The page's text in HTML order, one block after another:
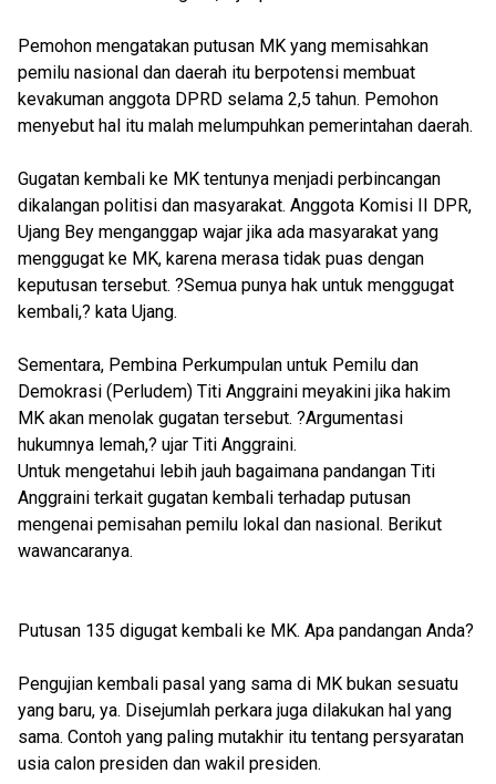
Pemohon mengatakan putusan MK yang memisahkan
pemilu nasional dan daerah itu berpotensi membuat
kevakuman anggota DPRD selama 2,5 tahun. Pemohon
menyebut hal itu malah melumpuhkan pemerintahan daerah.
Gugatan kembali ke MK tentunya menjadi perbincangan
dikalangan politisi dan masyarakat. Anggota Komisi II DPR,
Ujang Bey menganggap wajar jika ada masyarakat yang
menggugat ke MK, karena merasa tidak puas dengan
keputusan tersebut. ?Semua punya hak untuk menggugat
kembali,? kata Ujang.
Sementara, Pembina Perkumpulan untuk Pemilu dan
Demokrasi (Perludem) Titi Anggraini meyakini jika hakim
MK akan menolak gugatan tersebut. ?Argumentasi
hukumnya lemah,? ujar Titi Anggraini.
Untuk mengetahui lebih jauh bagaimana pandangan Titi
Anggraini terkait gugatan kembali terhadap putusan
mengenai pemisahan pemilu lokal dan nasional. Berikut
wawancaranya.
Putusan 135 digugat kembali ke MK. Apa pandangan Anda?
Pengujian kembali pasal yang sama di MK bukan sesuatu
yang baru, ya. Disejumlah perkara juga dilakukan hal yang
sama. Contoh yang paling mutakhir itu tentang persyaratan
usia calon presiden dan wakil presiden.